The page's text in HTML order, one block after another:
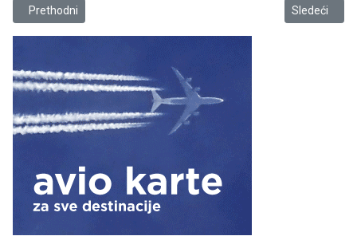
Prethodni članak: Završene pripreme kanala i vodotokova za kišnu
Prethodni Sledeći
Sledeći